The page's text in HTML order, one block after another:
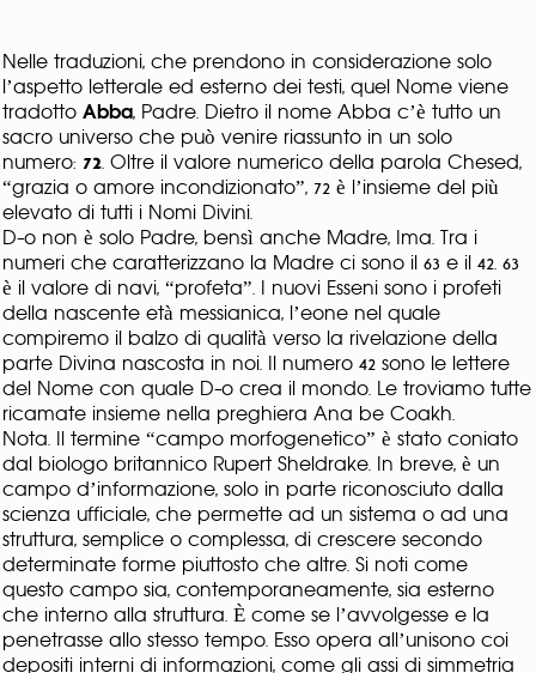
Nelle traduzioni, che prendono in considerazione solo
l’aspetto letterale ed esterno dei testi, quel Nome viene
tradotto Abba, Padre. Dietro il nome Abba c’è tutto un
sacro universo che può venire riassunto in un solo
numero: 72. Oltre il valore numerico della parola Chesed,
“grazia o amore incondizionato”, 72 è l’insieme del più
elevato di tutti i Nomi Divini.
D-o non è solo Padre, bensì anche Madre, Ima. Tra i
numeri che caratterizzano la Madre ci sono il 63 e il 42. 63
è il valore di navi, “profeta”. I nuovi Esseni sono i profeti
della nascente età messianica, l’eone nel quale
compiremo il balzo di qualità verso la rivelazione della
parte Divina nascosta in noi. Il numero 42 sono le lettere
del Nome con quale D-o crea il mondo. Le troviamo tutte
ricamate insieme nella preghiera Ana be Coakh.
Nota. Il termine “campo morfogenetico” è stato coniato
dal biologo britannico Rupert Sheldrake. In breve, è un
campo d’informazione, solo in parte riconosciuto dalla
scienza ufficiale, che permette ad un sistema o ad una
struttura, semplice o complessa, di crescere secondo
determinate forme piuttosto che altre. Si noti come
questo campo sia, contemporaneamente, sia esterno
che interno alla struttura. È come se l’avvolgesse e la
penetrasse allo stesso tempo. Esso opera all’unisono coi
depositi interni di informazioni, come gli assi di simmetria